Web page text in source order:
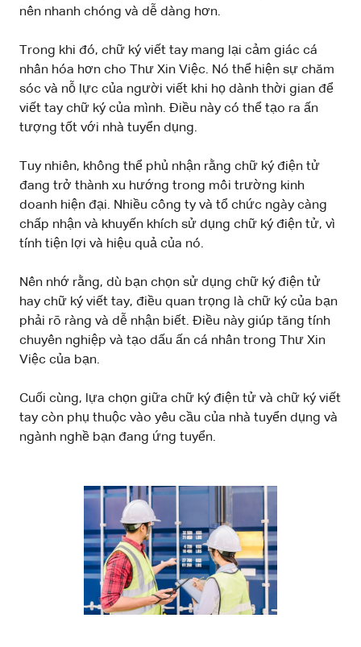
nên nhanh chóng và dễ dàng hơn.
Trong khi đó, chữ ký viết tay mang lại cảm giác cá
nhân hóa hơn cho Thư Xin Việc. Nó thể hiện sự chăm
sóc và nỗ lực của người viết khi họ dành thời gian để
viết tay chữ ký của mình. Điều này có thể tạo ra ấn
tượng tốt với nhà tuyển dụng.
Tuy nhiên, không thể phủ nhận rằng chữ ký điện tử
đang trở thành xu hướng trong môi trường kinh
doanh hiện đại. Nhiều công ty và tổ chức ngày càng
chấp nhận và khuyến khích sử dụng chữ ký điện tử, vì
tính tiện lợi và hiệu quả của nó.
Nên nhớ rằng, dù bạn chọn sử dụng chữ ký điện tử
hay chữ ký viết tay, điều quan trọng là chữ ký của bạn
phải rõ ràng và dễ nhận biết. Điều này giúp tăng tính
chuyên nghiệp và tạo dấu ấn cá nhân trong Thư Xin
Việc của bạn.
Cuối cùng, lựa chọn giữa chữ ký điện tử và chữ ký viết
tay còn phụ thuộc vào yêu cầu của nhà tuyển dụng và
ngành nghề bạn đang ứng tuyển.